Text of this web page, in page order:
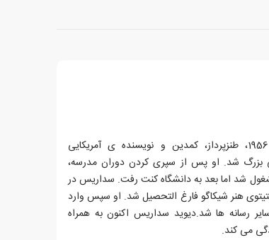
دیوید ریموند سداریس، زاده ی 26 دسامبر 1956، طنزپرداز، کمدین و نویسنده ی آمریکایی
بزرگ شد. او پس از سپری کردن دوران مدرسه،
شد اما بعد به دانشگاه کنت رفت. سداریس در
شیکاگو رفت و در سال 1987 از انستیتوی هنر شیکاگو فارغ التحصیل شد. او سپس وارد
رسانه ها شد.دیوید سداریس اکنون به همراه
می کند.